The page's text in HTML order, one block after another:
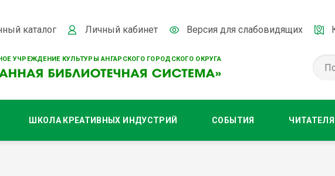
УЧРЕЖДЕНИЕ КУЛЬТУРЫ АНГАРСКОГО ГОРОДСКОГО ОКРУГА
каталог Личный кабинет Версия для слабовидящих
ШКОЛА КРЕАТИВНЫХ ИНДУСТРИЙ СОБЫТИЯ